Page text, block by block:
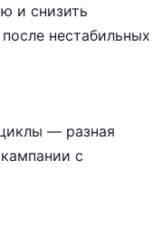
и снизить
нестабильных
— разная
с